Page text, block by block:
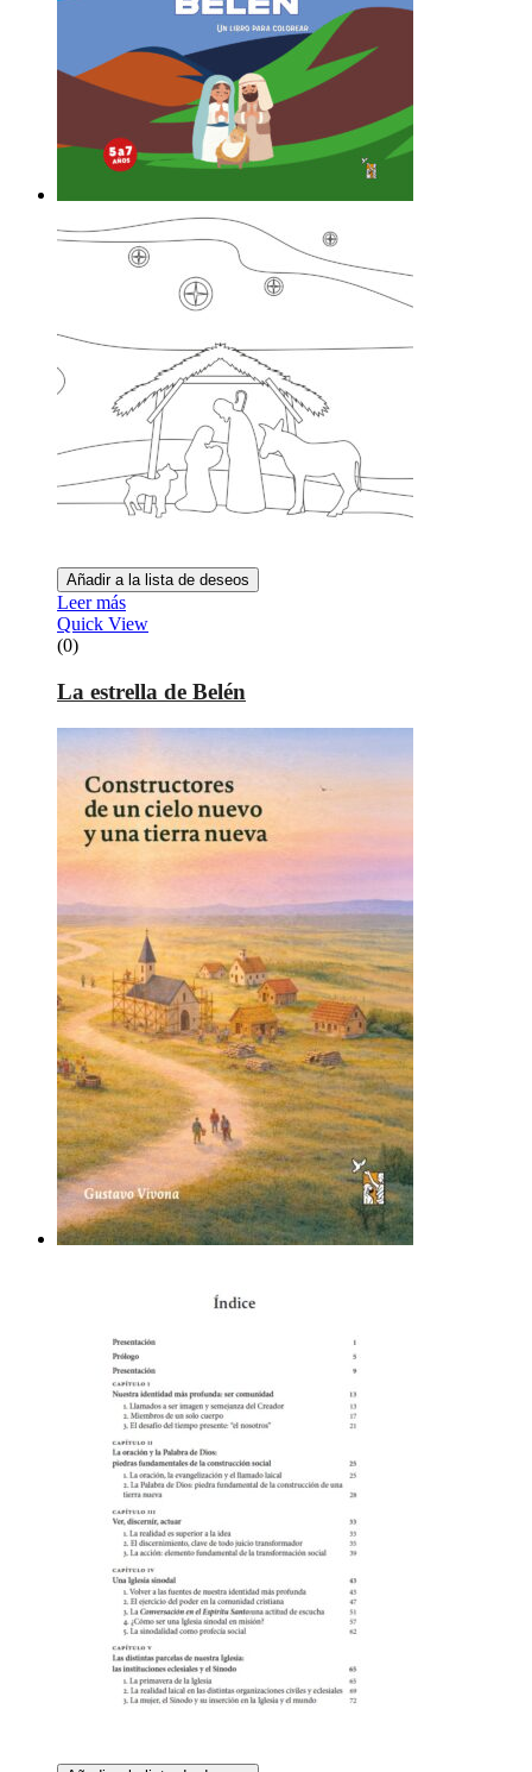
Añadir a la lista de deseos
Leer más
Quick View
(0)
La estrella de Belén